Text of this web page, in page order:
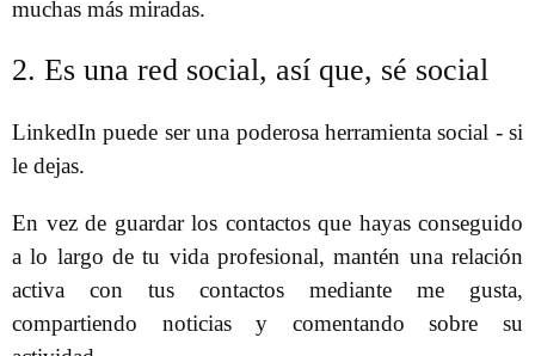
muchas más miradas.
2. Es una red social, así que, sé social
LinkedIn puede ser una poderosa herramienta social - si
le dejas.
En vez de guardar los contactos que hayas conseguido
a lo largo de tu vida profesional, mantén una relación
activa con tus contactos mediante me gusta,
compartiendo noticias y comentando sobre su